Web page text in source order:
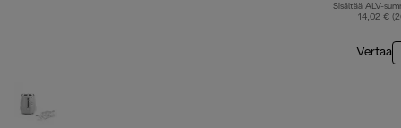
Sisältää ALV-
14,02 €
Vertaa